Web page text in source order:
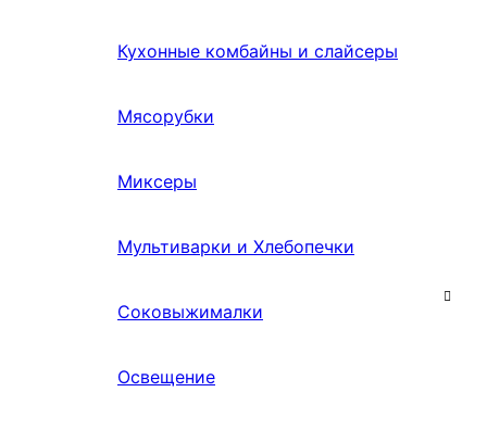
Кухонные комбайны и слайсеры
Мясорубки
Миксеры
Мультиварки и Хлебопечки
Соковыжималки
Освещение